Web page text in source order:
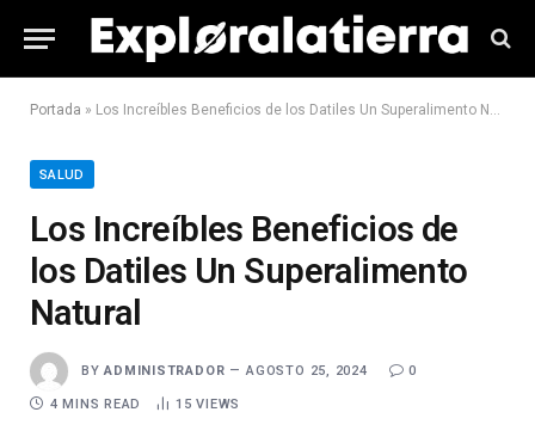
Portada » Los Increíbles Beneficios de los Datiles Un Superalimento Natural
SALUD
Los Increíbles Beneficios de
los Datiles Un Superalimento
Natural
BY ADMINISTRADOR AGOSTO 25, 2024 0
4 MINS READ 15VIEWS